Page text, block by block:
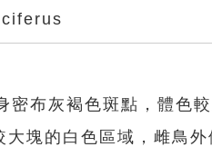
密布灰褐色斑點，體色
塊的白色區域，雌鳥